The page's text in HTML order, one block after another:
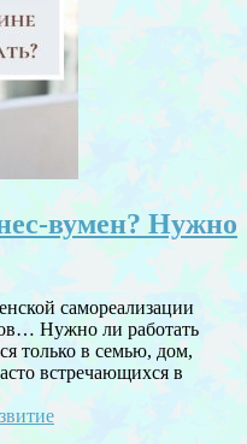
вумен? Нужно
самореализации
Нужно ли pаботать
только в семью, дом,
встречающихся в